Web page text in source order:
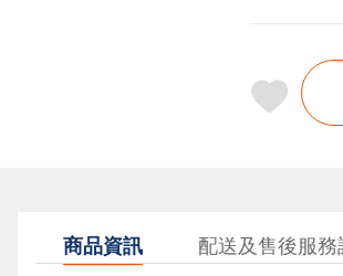
商品資訊 配送及售後服務